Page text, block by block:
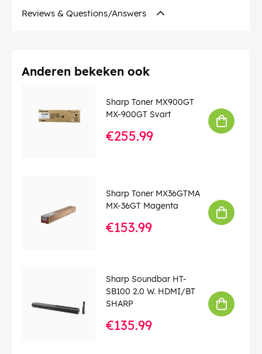
Reviews & Questions/Answers
Anderen bekeken ook
Sharp Toner MX900GT
MX-900GT Svart
€255.99
Sharp Toner MX36GTMA
MX-36GT Magenta
€153.99
Sharp Soundbar HT-
SB100 2.0 W. HDMI/BT
SHARP
€135.99